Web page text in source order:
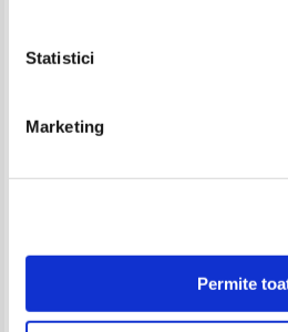
Statistici
Marketing
Permite
Adaugă în coș